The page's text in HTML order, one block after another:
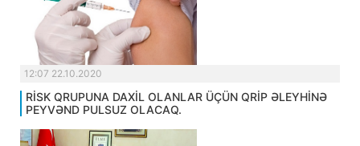
12:07 22.10.2020
RİSK QRUPUNA DAXİL OLANLAR ÜÇÜN QRİP ƏLEYHİNƏ
PEYVƏND PULSUZ OLACAQ.